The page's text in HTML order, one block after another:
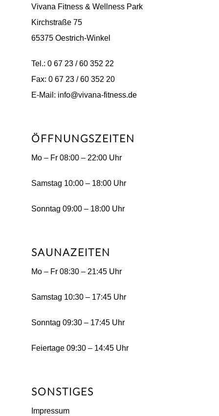
Vivana Fitness & Wellness Park
Kirchstraße 75
65375 Oestrich-Winkel
Tel.: 0 67 23 / 60 352 22
Fax: 0 67 23 / 60 352 20
E-Mail: info@vivana-fitness.de
ÖFFNUNGSZEITEN
Mo – Fr 08:00 – 22:00 Uhr
Samstag 10:00 – 18:00 Uhr
Sonntag 09:00 – 18:00 Uhr
SAUNAZEITEN
Mo – Fr 08:30 – 21:45 Uhr
Samstag 10:30 – 17:45 Uhr
Sonntag 09:30 – 17:45 Uhr
Feiertage 09:30 – 14:45 Uhr
SONSTIGES
Impressum